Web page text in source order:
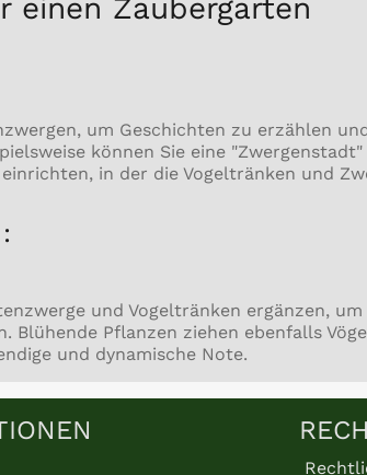
einen Zaubergarten
um Geschichten zu erzählen
können Sie eine
in der die Vogeltränken und
und Vogeltränken ergänzen, um
Blühende Pflanzen ziehen ebenfalls
und dynamische Note.